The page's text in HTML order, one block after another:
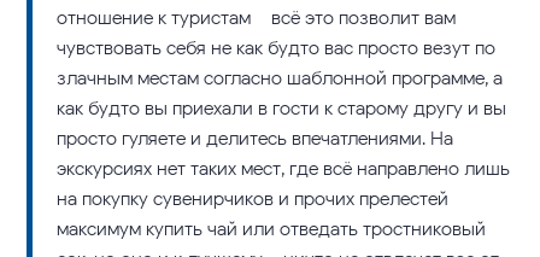
отношение к туристам – всё это позволит вам
чувствовать себя не как будто вас просто везут по
злачным местам согласно шаблонной программе, а
как будто вы приехали в гости к старому другу и вы
просто гуляете и делитесь впечатлениями. На
экскурсиях нет таких мест, где всё направлено лишь
на покупку сувенирчиков и прочих прелестей –
максимум купить чай или отведать тростниковый